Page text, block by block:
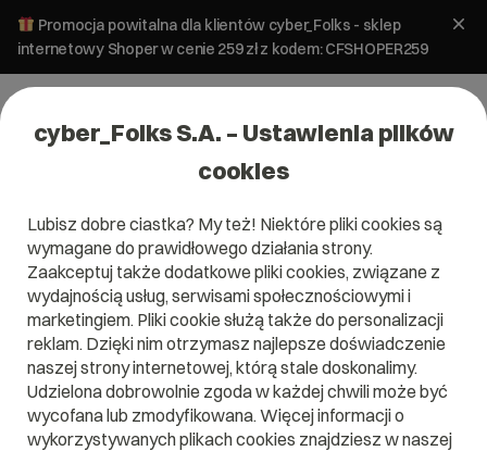
Promocja powitalna dla klientów cyber_Folks - sklep
internetowy Shoper w cenie 259 zł z kodem: CFSHOPER259
Bezpieczeństwo WordPress
Zabezpieczenia WordPress. A Ty –
co zrobiłeś dla Twojej strony?
9 czerwca 2026 ok.10min
cyber_Folks S.A. – Ustawienia plików
cookies
Lubisz dobre ciastka? My też! Niektóre pliki cookies są
wymagane do prawidłowego działania strony.
Zaakceptuj także dodatkowe pliki cookies, związane z
wydajnością usług, serwisami społecznościowymi i
marketingiem. Pliki cookie służą także do personalizacji
reklam. Dzięki nim otrzymasz najlepsze doświadczenie
naszej strony internetowej, którą stale doskonalimy.
Udzielona dobrowolnie zgoda w każdej chwili może być
wycofana lub zmodyfikowana. Więcej informacji o
wykorzystywanych plikach cookies znajdziesz w naszej